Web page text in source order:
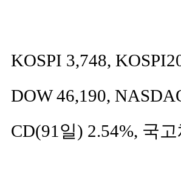
KOSPI 3,748,
DOW 46,190,
CD(91일) 2.54%, 국